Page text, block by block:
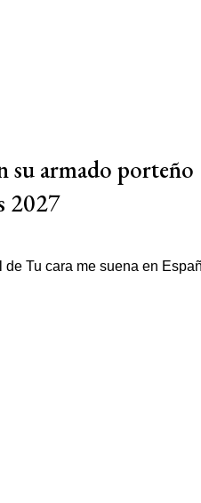
su armado porteño
2027